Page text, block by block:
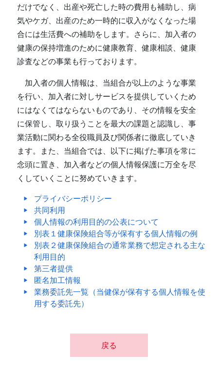
だけでなく、出産や死亡した時の費用も補助し、病
気やケガ、出産のため一時的に収入がなくなった場
合には生活費への補助をします。さらに、加入者の
健康の保持増進のために健康教育、健康相談、健康
診査などの事業も行っております。
加入者の個人情報は、当組合が以上のような事業
を行い、加入者に対しサービスを提供していくため
にはなくてはならないものであり、その情報を安全
に保管し、取り扱うことを最大の課題と認識し、事
業活動に関わる全役職員及び関係者に徹底していき
ます。また、当組合では、以下に掲げた事項を常に
念頭に置き、加入者などの個人情報保護に万全を尽
くしていくことに努めていきます。
プライバシーポリシー
共同利用
個人情報の利用目的の公表について
別表１健康保険組合等が保有する個人情報の例
別表２健康保険組合の通常業務で想定される主な
利用目的
第三者提供
匿名加工情報
業務委託先一覧（当健保が保有する個人情報を使
用する委託先）
戻る